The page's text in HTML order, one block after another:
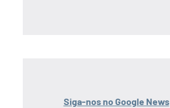
Siga-nos no Google News